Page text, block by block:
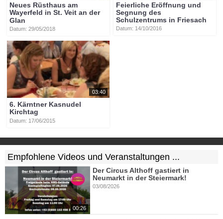
Neues Rüsthaus am
Wayerfeld in St. Veit an der
Glan
Datum: 29/05/2018
Feierliche Eröffnung und
Segnung des
Schulzentrums in Friesach
Datum: 14/10/2016
03:40
6. Kärntner Kasnudel
Kirchtag
Datum: 17/06/2015
Empfohlene Videos und Veranstaltungen ...
00:26
Der Circus Althoff gastiert in
Neumarkt in der Steiermark!
03/08/2026